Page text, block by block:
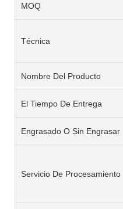
MOQ
Técnica
Nombre Del Producto
El Tiempo De Entrega
Engrasado O Sin Engrasar
Servicio De Procesamiento